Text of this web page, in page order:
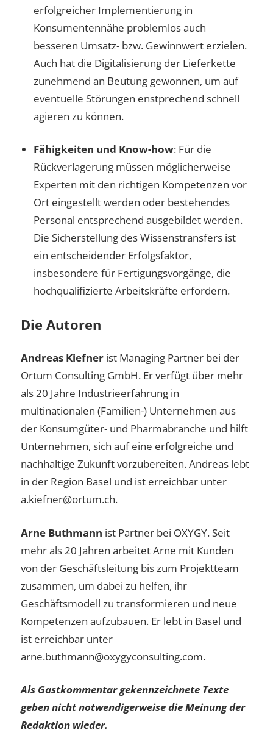
erfolgreicher Implementierung in
Konsumentennähe problemlos auch
besseren Umsatz- bzw. Gewinnwert erzielen.
Auch hat die Digitalisierung der Lieferkette
zunehmend an Beutung gewonnen, um auf
eventuelle Störungen enstprechend schnell
agieren zu können.
Fähigkeiten und Know-how: Für die
Rückverlagerung müssen möglicherweise
Experten mit den richtigen Kompetenzen vor
Ort eingestellt werden oder bestehendes
Personal entsprechend ausgebildet werden.
Die Sicherstellung des Wissenstransfers ist
ein entscheidender Erfolgsfaktor,
insbesondere für Fertigungsvorgänge, die
hochqualifizierte Arbeitskräfte erfordern.
Die Autoren
Andreas Kiefner ist Managing Partner bei der
Ortum Consulting GmbH. Er verfügt über mehr
als 20 Jahre Industrieerfahrung in
multinationalen (Familien-) Unternehmen aus
der Konsumgüter- und Pharmabranche und hilft
Unternehmen, sich auf eine erfolgreiche und
nachhaltige Zukunft vorzubereiten. Andreas lebt
in der Region Basel und ist erreichbar unter
a.kiefner@ortum.ch.
Arne Buthmann ist Partner bei OXYGY. Seit
mehr als 20 Jahren arbeitet Arne mit Kunden
von der Geschäftsleitung bis zum Projektteam
zusammen, um dabei zu helfen, ihr
Geschäftsmodell zu transformieren und neue
Kompetenzen aufzubauen. Er lebt in Basel und
ist erreichbar unter
arne.buthmann@oxygyconsulting.com.
Als Gastkommentar gekennzeichnete Texte
geben nicht notwendigerweise die Meinung der
Redaktion wieder.